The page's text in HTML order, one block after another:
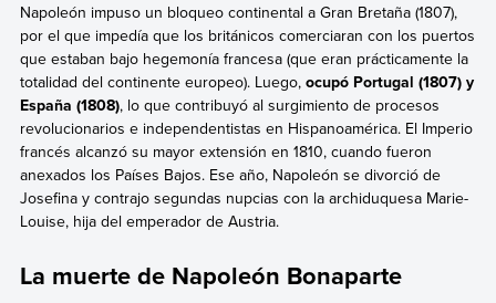
Napoleón impuso un bloqueo continental a Gran Bretaña (1807),
por el que impedía que los británicos comerciaran con los puertos
que estaban bajo hegemonía francesa (que eran prácticamente la
totalidad del continente europeo). Luego, ocupó Portugal (1807) y
España (1808), lo que contribuyó al surgimiento de procesos
revolucionarios e independentistas en Hispanoamérica. El Imperio
francés alcanzó su mayor extensión en 1810, cuando fueron
anexados los Países Bajos. Ese año, Napoleón se divorció de
Josefina y contrajo segundas nupcias con la archiduquesa Marie-
Louise, hija del emperador de Austria.
La muerte de Napoleón Bonaparte